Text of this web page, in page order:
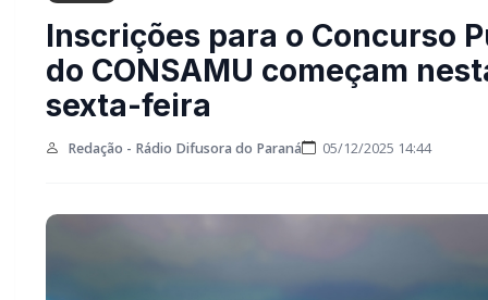
Inscrições para o Concurso
do CONSAMU começam
sexta-feira
Redação - Rádio Difusora do Paraná 05/12/2025 14:44